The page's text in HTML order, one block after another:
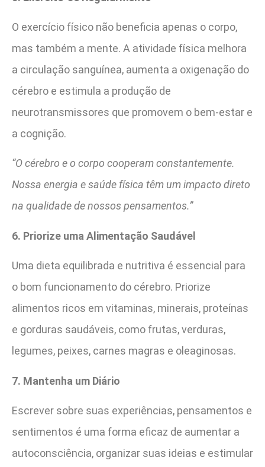
O exercício físico não beneficia apenas o corpo,
mas também a mente. A atividade física melhora
a circulação sanguínea, aumenta a oxigenação do
cérebro e estimula a produção de
neurotransmissores que promovem o bem-estar e
a cognição.
“O cérebro e o corpo cooperam constantemente.
Nossa energia e saúde física têm um impacto direto
na qualidade de nossos pensamentos.”
6. Priorize uma Alimentação Saudável
Uma dieta equilibrada e nutritiva é essencial para
o bom funcionamento do cérebro. Priorize
alimentos ricos em vitaminas, minerais, proteínas
e gorduras saudáveis, como frutas, verduras,
legumes, peixes, carnes magras e oleaginosas.
7. Mantenha um Diário
Escrever sobre suas experiências, pensamentos e
sentimentos é uma forma eficaz de aumentar a
autoconsciência, organizar suas ideias e estimular